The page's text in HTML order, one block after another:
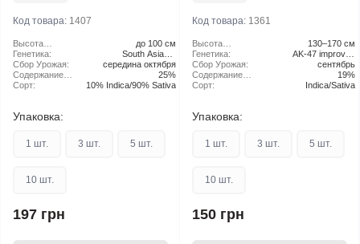
Код товара: 1407
Высота
растения:
до 100 см
Генетика:
South Asian x
Jamaican Landrace
Сбор Урожая:
середина октября
Содержание
ТГК:
25%
Сорт:
10% Indica/90% Sativa
Упаковка:
1 шт. 3 шт. 5 шт.
10 шт.
197 грн
Код товара: 1361
Высота
растения:
130–170 см
Генетика:
AK-47 improved
version
Сбор Урожая:
сентябрь
Содержание
ТГК:
19%
Сорт:
Indica/Sativa
Упаковка:
1 шт. 3 шт. 5 шт.
10 шт.
150 грн